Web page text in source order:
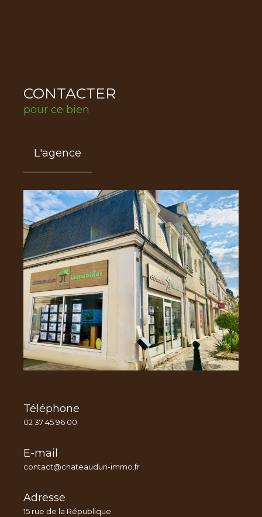
CONTACTER
pour ce bien
L'agence
Téléphone
02 37 45 96 00
E-mail
contact@chateaudun-immo.fr
Adresse
15 rue de la République